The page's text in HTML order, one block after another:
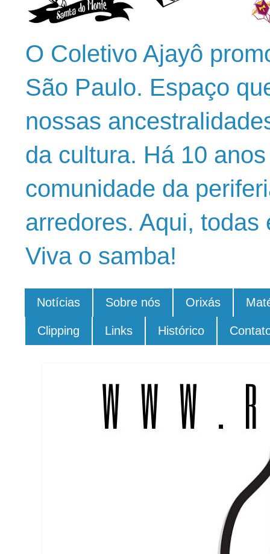
O Coletivo Ajayô
São Paulo. Espaço
nossas
da cultura. Há 10
comunidade da
arredores. Aqui,
Viva o samba!
Notícias Sobre nós Orixás
Clipping Links Histórico